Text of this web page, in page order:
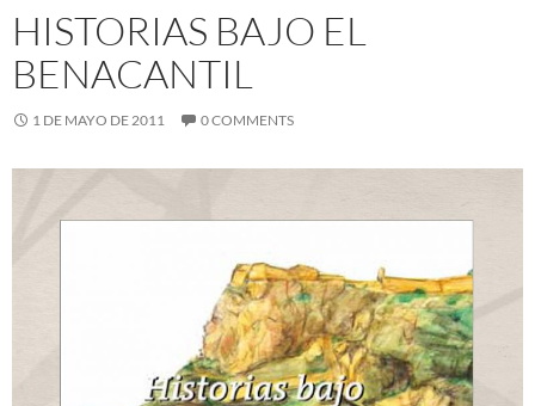
HISTORIAS BAJO EL
BENACANTIL
1 DE MAYO DE 2011 0 COMMENTS